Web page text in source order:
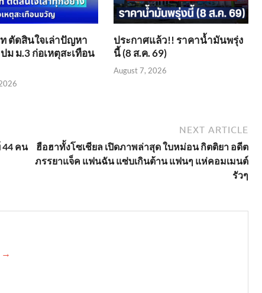
ตัดสินใจเล่าปัญหา
ม ม.3 ก่อเหตุสะเทือน
ประกาศแล้ว!! ราคาน้ำมันพรุ่ง
นี้ (8 ส.ค. 69)
August 7, 2026
44 คน
NEXT ARTICLE
ฮือฮาทั้งโซเชียล เปิดภาพล่าสุด ใบหม่อน กิตติยา อดีต
ภรรยาแจ็ค แฟนฉัน แซ่บเกินต้าน แฟนๆ แห่คอมเมนต์
รัวๆ
→